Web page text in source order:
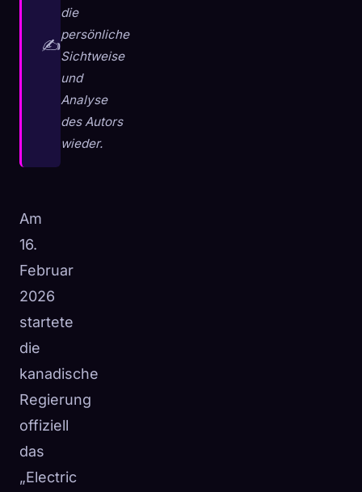
✍️
die
persönliche
Sichtweise
und
Analyse
des Autors
wieder.
Am
16.
Februar
2026
startete
die
kanadische
Regierung
offiziell
das
„Electric
🧬Xeno Database
0